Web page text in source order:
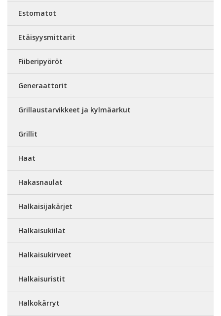
Estomatot
Etäisyysmittarit
Fiiberipyöröt
Generaattorit
Grillaustarvikkeet ja kylmäarkut
Grillit
Haat
Hakasnaulat
Halkaisijakärjet
Halkaisukiilat
Halkaisukirveet
Halkaisuristit
Halkokärryt